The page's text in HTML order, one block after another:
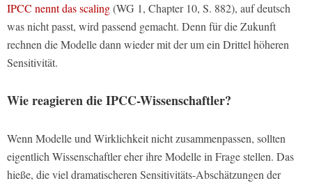
IPCC nennt das scaling(WG 1, Chapter 10, S. 882), auf deutsch
was nicht passt, wird passend gemacht. Denn für die Zukunft
rechnen die Modelle dann wieder mit der um ein Drittel höheren
Sensitivität.
Wie reagieren die IPCC-Wissenschaftler?
Wenn Modelle und Wirklichkeit nicht zusammenpassen, sollten
eigentlich Wissenschaftler eher ihre Modelle in Frage stellen. Das
hieße, die viel dramatischeren Sensitivitäts-Abschätzungen der